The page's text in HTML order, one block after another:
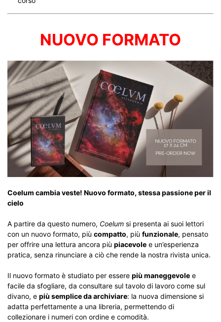
NUOVO FORMATO
Coelum cambia veste! Nuovo formato, stessa passione per il
cielo
A partire da questo numero, Coelum si presenta ai suoi lettori
con un nuovo formato, più compatto, più funzionale, pensato
per offrire una lettura ancora più piacevole e un’esperienza
pratica, senza rinunciare a ciò che rende la nostra rivista unica.
Il nuovo formato è studiato per essere più maneggevole e
facile da sfogliare, da consultare sul tavolo di lavoro come sul
divano, e più semplice da archiviare: la nuova dimensione si
adatta perfettamente a una libreria, permettendo di
collezionare i numeri con ordine e comodità.